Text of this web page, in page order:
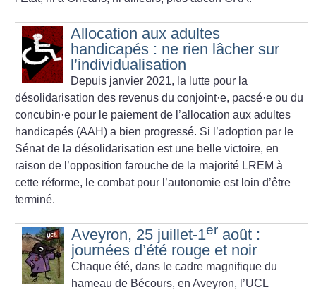
Allocation aux adultes
handicapés : ne rien lâcher sur
l’individualisation
Depuis janvier 2021, la lutte pour la
désolidarisation des revenus du conjoint·e, pacsé·e ou du
concubin·e pour le paiement de l’allocation aux adultes
handicapés (AAH) a bien progressé. Si l’adoption par le
Sénat de la désolidarisation est une belle victoire, en
raison de l’opposition farouche de la majorité LREM à
cette réforme, le combat pour l’autonomie est loin d’être
terminé.
Aveyron, 25 juillet-1er août :
journées d’été rouge et noir
Chaque été, dans le ca­dre magnifique du
hameau de Bécours, en Aveyron, l’UCL